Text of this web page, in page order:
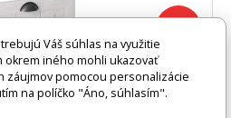
Váš súhlas na využitie
okrem iného mohli ukazovať
záujmov pomocou personalizácie
na políčko "Áno, súhlasím".